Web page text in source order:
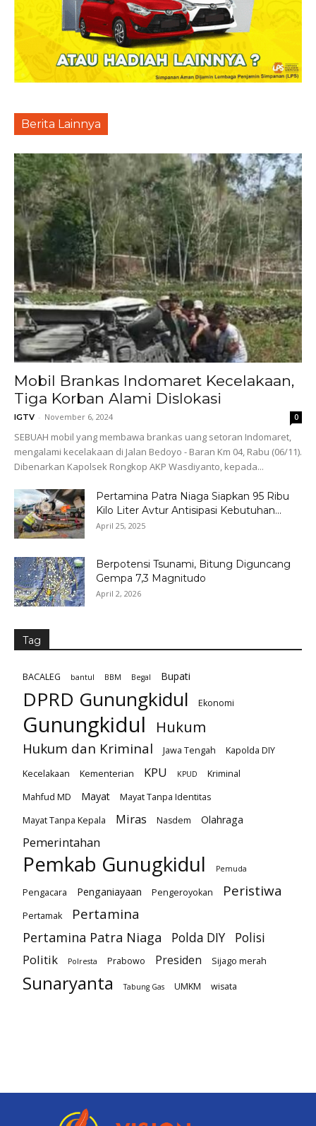
Berita Lainnya
Mobil Brankas Indomaret Kecelakaan,
Tiga Korban Alami Dislokasi
IGTV - November 6, 2024 0
SEBUAH mobil yang membawa brankas uang setoran Indomaret,
mengalami kecelakaan di Jalan Bedoyo - Baran Km 04, Rabu (06/11).
Dibenarkan Kapolsek Rongkop AKP Wasdiyanto, kepada...
Pertamina Patra Niaga Siapkan 95 Ribu
Kilo Liter Avtur Antisipasi Kebutuhan...
April 25, 2025
Berpotensi Tsunami, Bitung Diguncang
Gempa 7,3 Magnitudo
April 2, 2026
Tag
BACALEG bantul BBM Begal Bupati
DPRD Gunungkidul Ekonomi
Gunungkidul Hukum
Hukum dan Kriminal Jawa Tengah
Kapolda DIY
Kecelakaan
Kementerian KPU KPUD
Kriminal
Mahfud MD
Mayat
Mayat Tanpa Identitas
Mayat Tanpa Kepala
Miras Nasdem Olahraga
Pemerintahan
Pemkab Gunugkidul Pemuda
Pengacara Penganiayaan Pengeroyokan Peristiwa
Pertamak Pertamina
Pertamina Patra Niaga Polda DIY
Polisi
Politik
Polresta Prabowo Presiden Sijago merah
Sunaryanta Tabung Gas UMKM wisata